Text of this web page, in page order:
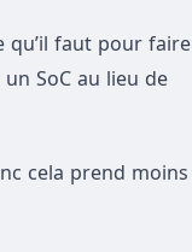
qu’il faut pour faire
SoC au lieu de
cela prend moins